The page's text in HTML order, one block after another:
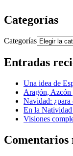
Categorías
Categorías
Entradas
Una idea de
Aragón, Azcón
Navidad: ¿para
En la
Visiones
Comentarios